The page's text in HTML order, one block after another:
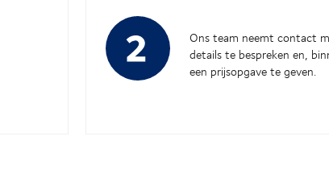
Ons team neemt contact
details te bespreken en,
een prijsopgave te geven.